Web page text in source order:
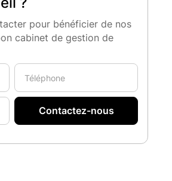
pour bénéficier de nos
cabinet de gestion de